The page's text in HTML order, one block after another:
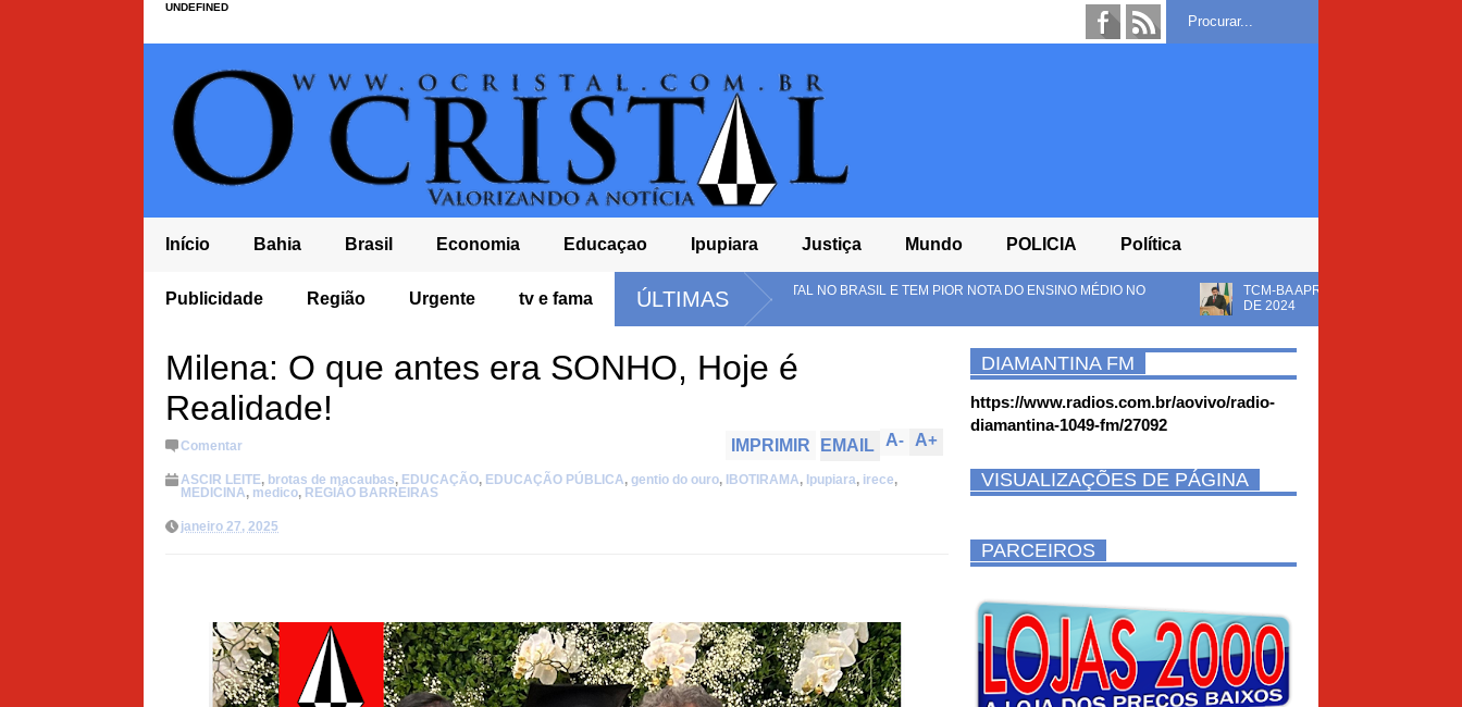
UNDEFINED
Início Bahia Brasil Economia Educaçao Ipupiara Justiça Mundo POLICIA Política
Publicidade Região Urgente tv e fama ÚLTIMAS
IDEB BAHIA FICA EM ÚLTIMO LUGAR NOS ANOS FINAIS DO ENSINO FUNDAMENTAL NO BRASIL E TEM PIOR NOTA DO ENSINO MÉDIO NO
NORDESTE
TCM-BA APROVA SEM RESSALVAS AS CONTAS DA CÂMARA DE
Milena: O que antes era SONHO, Hoje é
Realidade!
Comentar
ASCIR LEITE, brotas de macaubas, EDUCAÇÃO, EDUCAÇÃO PÚBLICA, gentio do ouro, IBOTIRAMA, Ipupiara, irece,
MEDICINA, medico, REGIÃO BARREIRAS
janeiro 27, 2025
A+
A-
IMPRIMIR EMAIL
DIAMANTINA FM
https://www.radios.com.br/aovivo/radio-
diamantina-1049-fm/27092
VISUALIZAÇÕES DE PÁGINA
PARCEIROS